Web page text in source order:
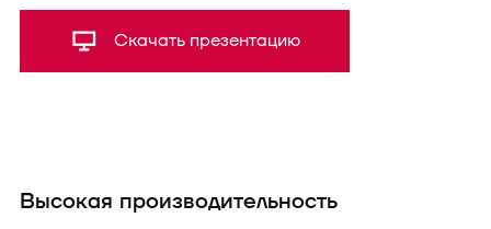
Скачать презентацию
Высокая производительность